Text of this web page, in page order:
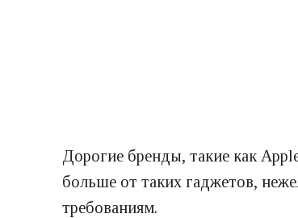
Дорогие бренды, такие как
больше от таких гаджетов,
требованиям.